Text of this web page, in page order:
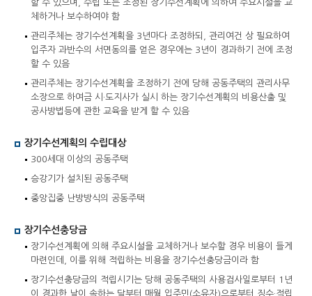
고객지원
임대사업자 등록
관리사무소
할 수 있으며, 수립 또는 조정된 장기수선계획에 의하여 주요시설을 교
체하거나 보수하여야 함
관리주체는 장기수선계획을 3년마다 조정하되, 관리여건 상 필요하여
입주자 과반수의 서면동의를 얻은 경우에는 3년이 경과하기 전에 조정
할 수 있음
관리주체는 장기수선계획을 조정하기 전에 당해 공동주택의 관리사무
소장으로 하여금 시·도지사가 실시 하는 장기수선계획의 비용산출 및
공사방법등에 관한 교육을 받게 할 수 있음
장기수선계획의 수립대상
300세대 이상의 공동주택
승강기가 설치된 공동주택
중앙집중 난방방식의 공동주택
장기수선충당금
장기수선계획에 의해 주요시설을 교체하거나 보수할 경우 비용이 들게
마련인데, 이를 위해 적립하는 비용을 장기수선충당금이라 함
장기수선충당금의 적립시기는 당해 공동주택의 사용검사일로부터 1년
이 경과한 날이 속하는 달부터 매월 입주민(소유자)으로부터 징수·적립